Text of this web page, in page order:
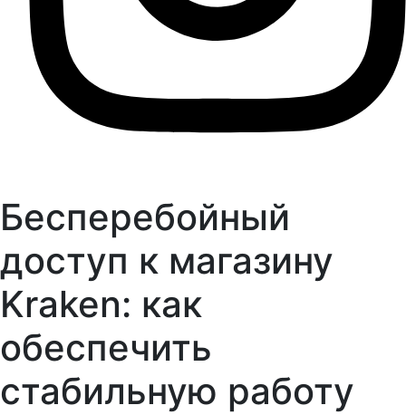
Бесперебойный
доступ к магазину
Kraken: как
обеспечить
стабильную работу